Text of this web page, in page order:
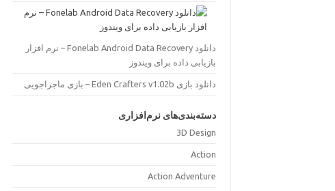
دانلود Fonelab Android Data Recovery – نرم افزار
بازیابی داده برای ویندوز
دانلود بازی Eden Crafters v1.02b – بازی ماجراجویی
دسته‌بندی‌های نرم‌افزاری
3D Design
Action
Action Adventure